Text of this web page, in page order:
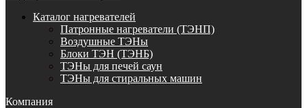
Каталог нагревателей
Патронные нагреватели (ТЭНП)
Воздушные ТЭНы
Блоки ТЭН (ТЭНБ)
ТЭНы для печей саун
ТЭНы для стиральных машин
Компания